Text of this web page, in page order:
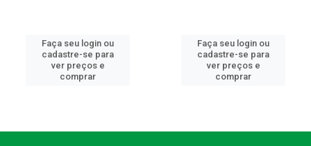
Faça seu login ou
cadastre-se para
ver preços e
comprar
Faça seu login ou
cadastre-se para
ver preços e
comprar